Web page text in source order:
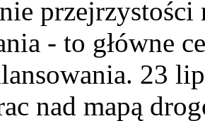
- to główne
23
nad mapą